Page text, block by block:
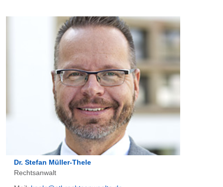
Dr. Stefan Müller-Thele
Rechtsanwalt